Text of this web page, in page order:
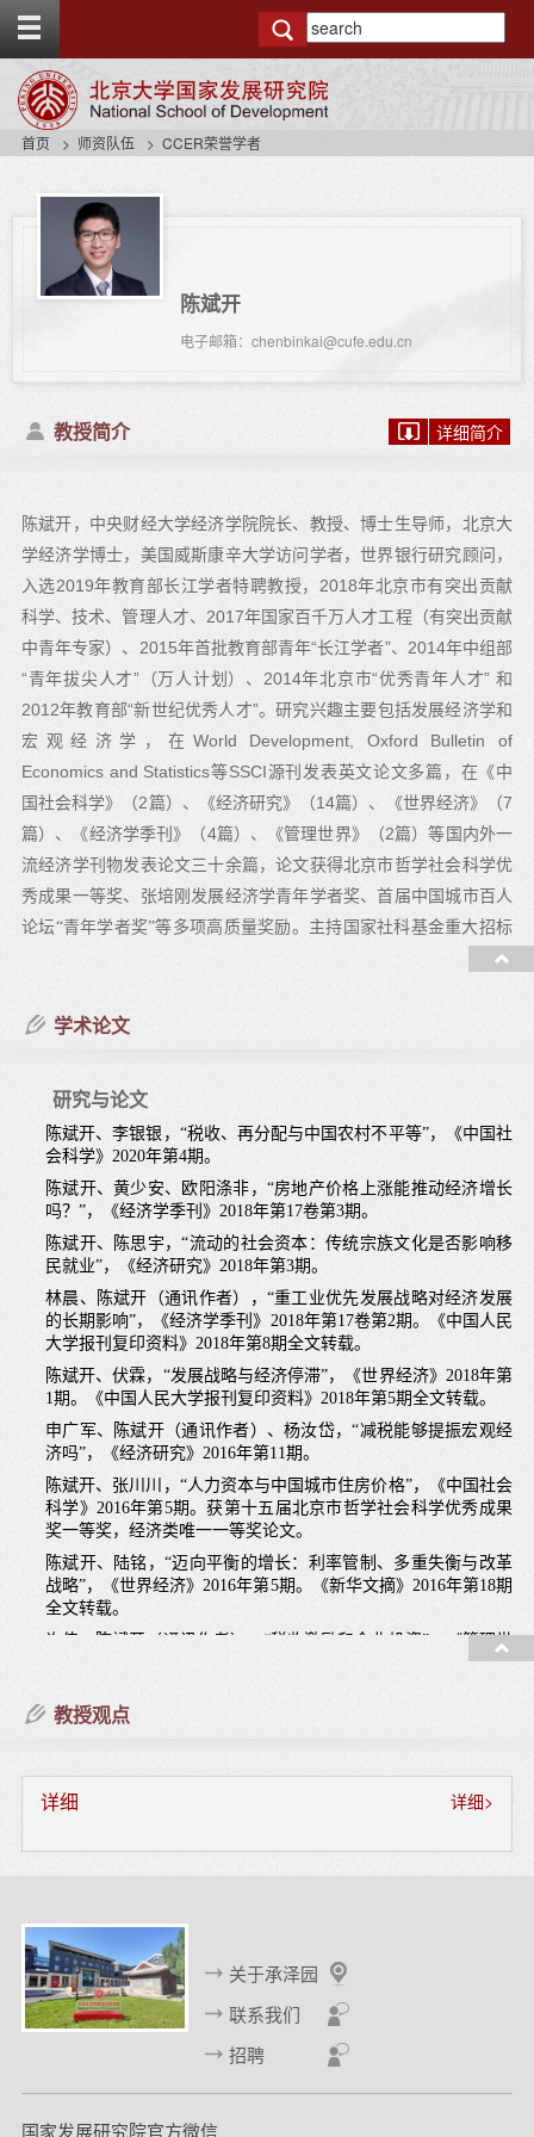
g
t
首页 师资队伍 CCER荣誉学者
陈斌开
电子邮箱：chenbinkai@cufe.edu.cn
教授简介 详细简介
陈斌开，中央财经大学经济学院院长、教授、博士生导师，北京大
学经济学博士，美国威斯康辛大学访问学者，世界银行研究顾问，
入选2019年教育部长江学者特聘教授， 2018年北京市有突出贡献
科学、技术、管理人才、 2017年国家百千万人才工程（有突出贡献
中青年专家）、 2015年首批教育部青年“长江学者”、 2014年中组部
“青年拔尖人才” （万人计划）、 2014年北京市“优秀青年人才”和
2012年教育部“新世纪优秀人才”。研究兴趣主要包括发展经济学和
宏观经济学，在 World Development, Oxford Bulletin of
Economics and Statistics等SSCI源刊发表英文论文多篇，在《中
国社会科学》（2篇）、《经济研究》（14篇）、《世界经济》（7
篇）、《经济学季刊》（4篇）、《管理世界》（2篇）等国内外一
流经济学刊物发表论文三十余篇，论文获得北京市哲学社会科学优
秀成果一等奖、张培刚发展经济学青年学者奖、首届中国城市百人
论坛“青年学者奖”等多项高质量奖励。主持国家社科基金重大招标
项，教育部后期资
师基础性研究项目各
研究领域：
发展经济学、宏观经济学
教授课程：
学术论文
研究与论文
陈斌开、李银银，“税收、再分配与中国农村不平等”，《中国社
会科学》 2020年第4期。
陈斌开、黄少安、欧阳涤非， “房地产价格上涨能推动经济增长
吗？ ”，《经济学季刊》 2018年第17卷第3期。
陈斌开、陈思宇，“流动的社会资本：传统宗族文化是否影响移
民就业”，《经济研究》 2018年第3期。
林晨、陈斌开（通讯作者），“重工业优先发展战略对经济发展
的长期影响”，《经济学季刊》 2018年第17卷第2期。《中国人民
大学报刊复印资料》 2018年第8期全文转载。
陈斌开、伏霖，“发展战略与经济停滞”，《世界经济》 2018年第
1期。《中国人民大学报刊复印资料》 2018年第5期全文转载。
申广军、陈斌开（通讯作者）、杨汝岱，“减税能够提振宏观经
济吗”，《经济研究》 2016年第11期。
陈斌开、张川川，“人力资本与中国城市住房价格”，《中国社会
科学》 2016年第5期。获第十五届北京市哲学社会科学优秀成果
奖一等奖，经济类唯一一等奖论文。
陈斌开、陆铭，“迈向平衡的增长：利率管制、多重失衡与改革
战略”，《世界经济》2016年第5期。《新华文摘》 2016年第18期
全文转载。
许伟、陈斌开（通讯作者），“税收激励和企业投资”，《管理世
如何改变个人价值观？”《经济学动态》
自2011年所得税改革的证据”，《金融研究》2015年第11期。获
《金融研究》
业生产率” ，《世界经济》2015年第4期。
陈斌开、陈琳、谭安邦，“理解中国消费不足：基于文献的评
述”，《世界经济》
期。《新华文摘》
文转载。
李涛、陈斌开（通讯作者），“家庭固定资产、财富效应与中国
城镇居民消费”，《经济研究》
陆铭、欧海军、陈斌开，“理性还是泡沫：对城市化、移民和房
价的经验研究”，《世界经济》2014年第1期。
陈斌开、曹文举，“从机会均等到结果平等：中国收入分配现状
教授观点
详细 详细>
关于承泽园
联系我们
招聘
国家发展研究院官方微信